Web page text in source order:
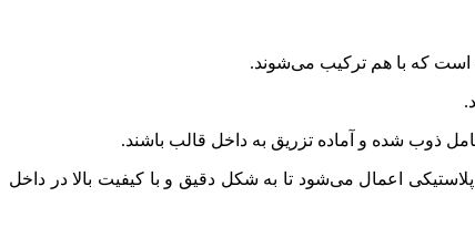
است که با هم ترکیب می‌شوند.
ذوب شده و آماده تزریق به داخل قالب باشند.
اعمال می‌شود تا به شکل دقیق و با کیفیت بالا در داخل